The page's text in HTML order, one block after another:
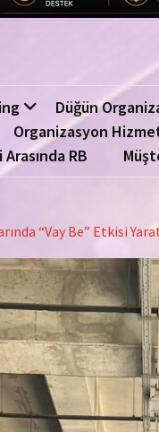
Düğün
Organizasyon
RB
“Vay Be” Etkisi